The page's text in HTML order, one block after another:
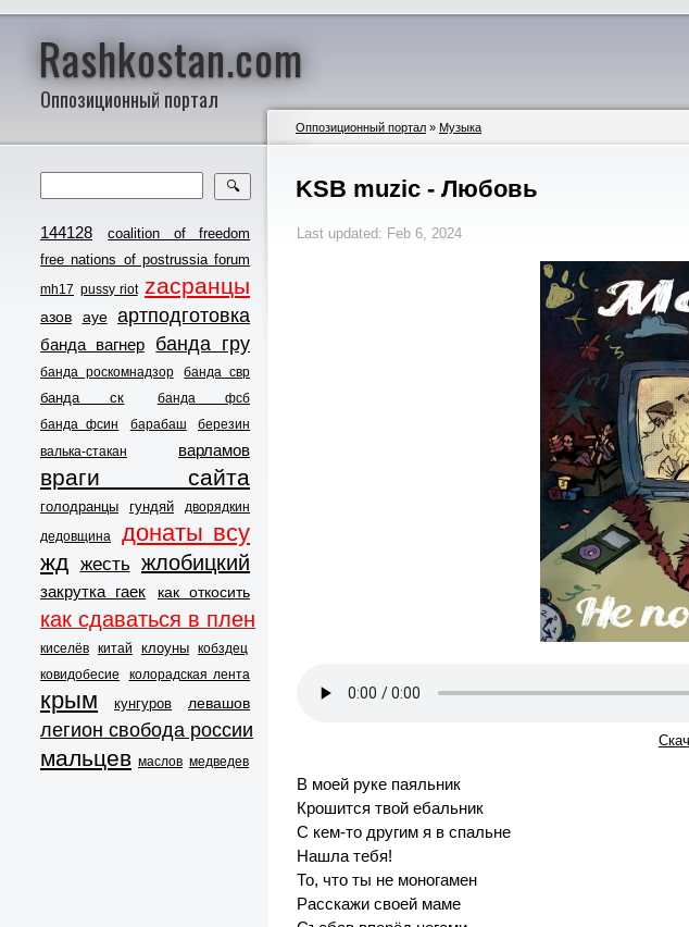
Rashkostan.com
Оппозиционный портал
🔍
144128
coalition of freedom
free nations of postrussia forum
mh17 pussy riot zасранцы
азов ауе артподготовка
банда вагнер банда гру
банда роскомнадзор банда свр
банда ск
банда фсб
банда фсин
барабаш
березин
валька-стакан
варламов
враги сайта
голодранцы гундяй
дворядкин
дедовщина
донаты всу
жд жесть жлобицкий
закрутка гаек как откосить
как сдаваться в плен
киселёв китай клоуны кобздец
ковидобесие
колорадская лента
крым кунгуров левашов
легион свобода россии
мальцев маслов медведев
Оппозиционный портал » Музыка
KSB muzic - Любовь
Last updated: Feb 6, 2024
В моей руке паяльник
Крошится твой ебальник
С кем-то другим я в спальне
Нашла тебя!
То, что ты не моногамен
Расскажи своей маме